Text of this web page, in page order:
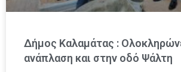
Δήμος Καλαμάτας :
ανάπλαση και στην οδό Ψάλτη